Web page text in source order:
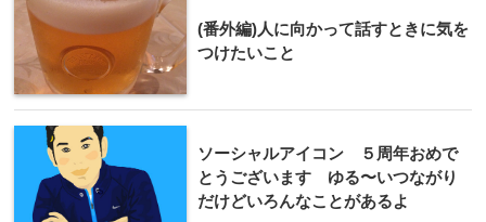
(番外編)人に向かって話すときに気を
つけたいこと
ソーシャルアイコン ５周年おめで
とうございます ゆる〜いつながり
だけどいろんなことがあるよ